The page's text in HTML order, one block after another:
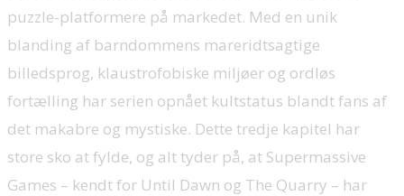
puzzle-platformere på markedet. Med en unik
blanding af barndommens mareridtsagtige
billedsprog, klaustrofobiske miljøer og ordløs
fortælling har serien opnået kultstatus blandt fans af
det makabre og mystiske. Dette tredje kapitel har
store sko at fylde, og alt tyder på, at Supermassive
Games – kendt for Until Dawn og The Quarry – har